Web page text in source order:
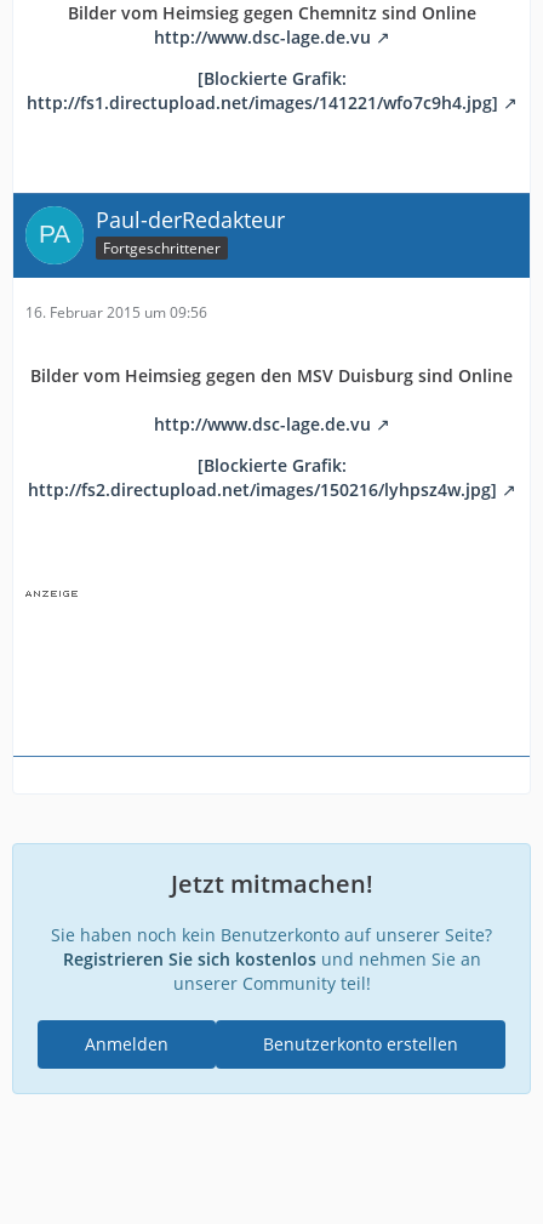
Bilder vom Heimsieg gegen Chemnitz sind Online
http://www.dsc-lage.de.vu
[Blockierte Grafik:
http://fs1.directupload.net/images/141221/wfo7c9h4.jpg]
Paul-derRedakteur
Fortgeschrittener
16. Februar 2015 um 09:56
Bilder vom Heimsieg gegen den MSV Duisburg sind Online
http://www.dsc-lage.de.vu
[Blockierte Grafik:
http://fs2.directupload.net/images/150216/lyhpsz4w.jpg]
Jetzt mitmachen!
Sie haben noch kein Benutzerkonto auf unserer Seite?
Registrieren Sie sich kostenlosund nehmen Sie an
unserer Community teil!
Benutzerkonto erstellen
Anmelden